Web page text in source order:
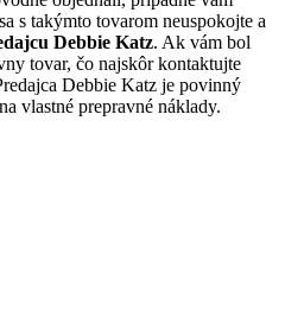
s takýmto tovarom neuspokojte a
Debbie Katz. Ak vám bol
tovar, čo najskôr kontaktujte
Debbie Katz je povinný
vlastné prepravné náklady.